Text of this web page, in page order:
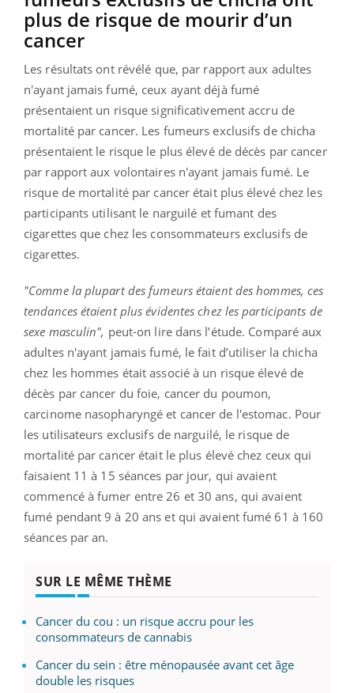
plus de risque de mourir d’un
cancer
Les résultats ont révélé que, par rapport aux adultes
n'ayant jamais fumé, ceux ayant déjà fumé
présentaient un risque significativement accru de
mortalité par cancer. Les fumeurs exclusifs de chicha
présentaient le risque le plus élevé de décès par cancer
par rapport aux volontaires n'ayant jamais fumé. Le
risque de mortalité par cancer était plus élevé chez les
participants utilisant le narguilé et fumant des
cigarettes que chez les consommateurs exclusifs de
cigarettes.
"Comme la plupart des fumeurs étaient des hommes, ces
tendances étaient plus évidentes chez les participants de
sexe masculin", peut-on lire dans l’étude. Comparé aux
adultes n'ayant jamais fumé, le fait d’utiliser la chicha
chez les hommes était associé à un risque élevé de
décès par cancer du foie, cancer du poumon,
carcinome nasopharyngé et cancer de l'estomac. Pour
les utilisateurs exclusifs de narguilé, le risque de
mortalité par cancer était le plus élevé chez ceux qui
faisaient 11 à 15 séances par jour, qui avaient
commencé à fumer entre 26 et 30 ans, qui avaient
fumé pendant 9 à 20 ans et qui avaient fumé 61 à 160
séances par an.
SUR LE MÊME THÈME
Cancer du cou : un risque accru pour les
consommateurs de cannabis
Cancer du sein : être ménopausée avant cet âge
double les risques